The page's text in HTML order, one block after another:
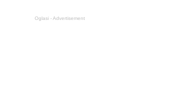
Oglasi - Advertisement